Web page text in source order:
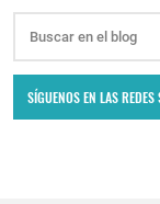
SÍGUENOS EN LAS REDES